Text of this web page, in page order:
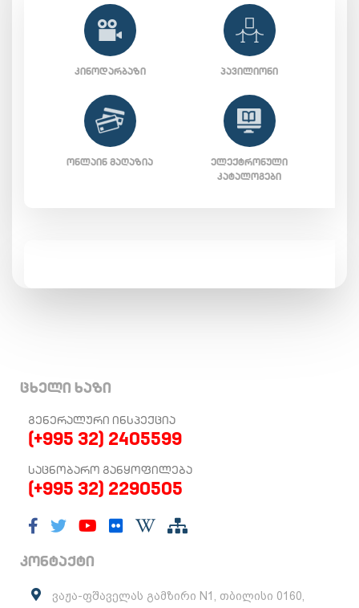
ᲙᲘᲜᲝᲓᲐᲠᲑᲐᲖᲘ ᲞᲐᲕᲘᲚᲘᲝᲜᲘ
ᲝᲜᲚᲐᲘᲜ ᲛᲐᲦᲐᲖᲘᲐ
ᲔᲚᲔᲥᲢᲠᲝᲜᲣᲚᲘ
ᲙᲐᲢᲐᲚᲝᲒᲔᲑᲘ
ცხელი ხაზი
ᲒᲔᲜᲔᲠᲐᲚᲣᲠᲘ ᲘᲜᲡᲞᲔᲥᲪᲘᲐ
(+995 32) 2405599
ᲡᲐᲪᲜᲝᲑᲐᲠᲝ ᲒᲐᲜᲧᲝᲤᲘᲚᲔᲑᲐ
(+995 32) 2290505
კონტაქტი
ვაჟა-ფშაველას გამზირი N1, თბილისი 0160,